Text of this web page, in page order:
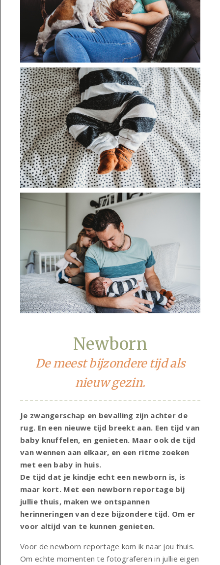
Newborn
De meest bijzondere tijd als
nieuw gezin.
Je zwangerschap en bevalling zijn achter de
rug. En een nieuwe tijd breekt aan. Een tijd van
baby knuffelen, en genieten. Maar ook de tijd
van wennen aan elkaar, en een ritme zoeken
met een baby in huis.
De tijd dat je kindje echt een newborn is, is
maar kort. Met een newborn reportage bij
jullie thuis, maken we ontspannen
herinneringen van deze bijzondere tijd. Om er
voor altijd van te kunnen genieten.
Voor de newborn reportage kom ik naar jou thuis.
Om echte momenten te fotograferen in jullie eigen